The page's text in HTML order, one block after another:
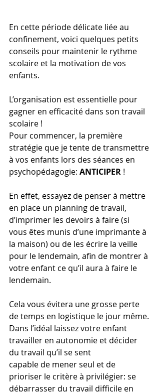
En cette période délicate liée au
confinement, voici quelques petits
conseils pour maintenir le rythme
scolaire et la motivation de vos
enfants.
L’organisation est essentielle pour
gagner en efficacité dans son travail
scolaire !
Pour commencer, la première
stratégie que je tente de transmettre
à vos enfants lors des séances en
psychopédagogie: ANTICIPER !
En effet, essayez de penser à mettre
en place un planning de travail,
d’imprimer les devoirs à faire (si
vous êtes munis d’une imprimante à
la maison) ou de les écrire la veille
pour le lendemain, afin de montrer à
votre enfant ce qu’il aura à faire le
lendemain.
Cela vous évitera une grosse perte
de temps en logistique le jour même.
Dans l’idéal laissez votre enfant
travailler en autonomie et décider
du travail qu’il se sent
capable de mener seul et de
prioriser le critère à privilégier: se
débarrasser du travail difficile en